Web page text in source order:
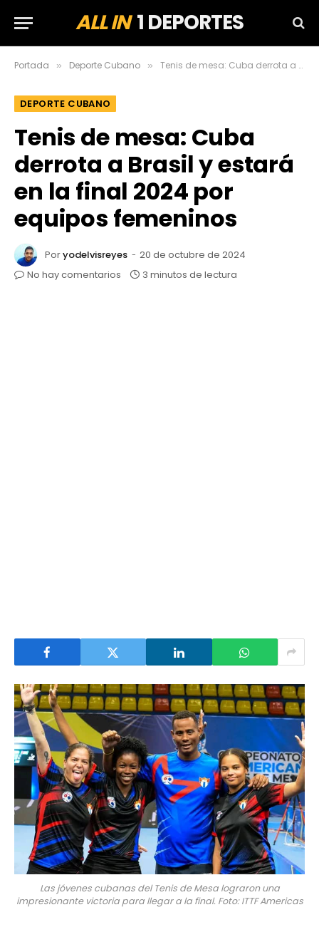
ALL IN1 DEPORTES
Portada » Deporte Cubano » Tenis de mesa: Cuba derrota a Brasil y estará en la final 2024 por equipos femeninos
DEPORTE CUBANO
Tenis de mesa: Cuba
derrota a Brasil y estará
en la final 2024 por
equipos femeninos
Poryodelvisreyes
20 de octubre de 2024
No hay comentarios
3 minutos de lectura
Las jóvenes cubanas del Tenis de Mesa lograron una
impresionante victoria para llegar a la final. Foto: ITTF Americas